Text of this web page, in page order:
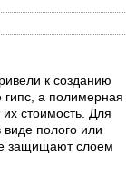
к созданию
а полимерная
стоимость. Для
полого или
защищают слоем